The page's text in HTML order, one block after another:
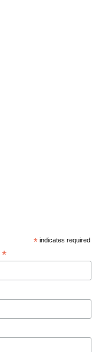
* indicates required
*